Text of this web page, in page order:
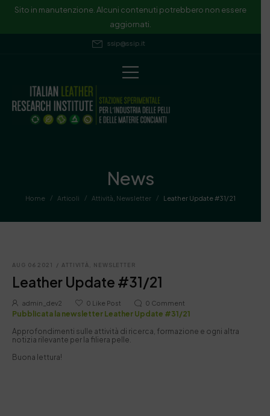
Sito in manutenzione. Alcuni contenuti potrebbero non essere
aggiornati.
ssip@ssip.it
News
Home / Articoli / Attività Newsletter / Leather Update #31/21
AUG 06 2021 / ATTIVITÀ, NEWSLETTER
Leather Update #31/21
admin_dev2 0 Like Post 0 Comment
Pubblicata la newsletter Leather Update #31/21
Approfondimenti sulle attività di ricerca, formazione e ogni altra
notizia rilevante per la filiera pelle.
Buona lettura!